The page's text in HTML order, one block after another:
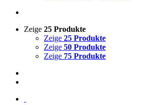
Zeige 25 Produkte
Zeige 25 Produkte
Zeige 50 Produkte
Zeige 75 Produkte